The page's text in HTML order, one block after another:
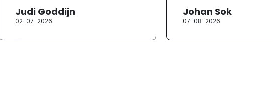
Judi Goddijn
02-07-2026
Johan Sok
07-08-2026